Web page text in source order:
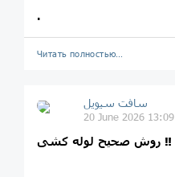
.
Читать полностью…
سافت سیویل
20 June 2026 13:09
روش صحیح لوله کشی ‼️